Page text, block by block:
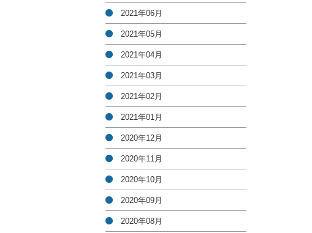
2021年06月
2021年05月
2021年04月
2021年03月
2021年02月
2021年01月
2020年12月
2020年11月
2020年10月
2020年09月
2020年08月